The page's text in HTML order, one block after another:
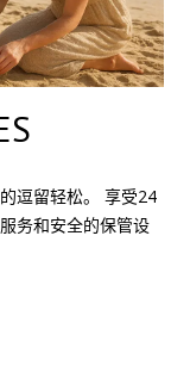
逗留轻松。 享受24
务和安全的保管设
供专业的视听支
场放松身心。 在中